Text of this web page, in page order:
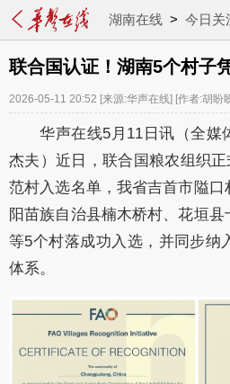
湖南在线> 今日关
联合国认证！湖南5个村子
2026-05-11 20:52 [来源:华声在线] [作者:胡盼
华声在线5月11日讯（全媒
杰夫）近日，联合国粮农组织
范村入选名单，我省吉首市隘
阳苗族自治县楠木桥村、花垣
等5个村落成功入选，并同步纳
体系。